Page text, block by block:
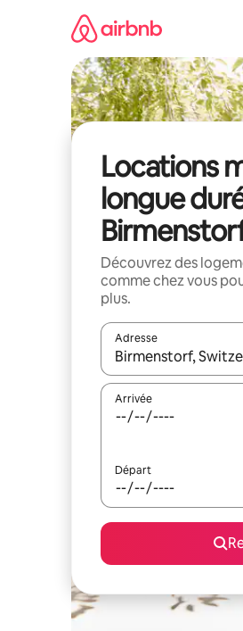
Locations
longue
Découvrez des
comme chez vous
plus.
Adresse
Lorsque les résultats
Arrivée
Départ